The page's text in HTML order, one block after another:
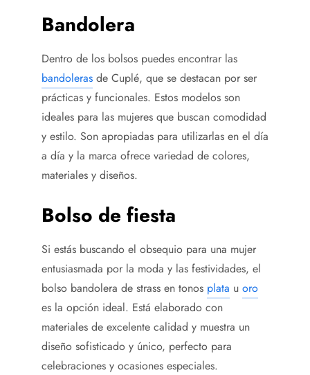
Bandolera
Dentro de los bolsos puedes encontrar las
bandoleras de Cuplé, que se destacan por ser
prácticas y funcionales. Estos modelos son
ideales para las mujeres que buscan comodidad
y estilo. Son apropiadas para utilizarlas en el día
a día y la marca ofrece variedad de colores,
materiales y diseños.
Bolso de fiesta
Si estás buscando el obsequio para una mujer
entusiasmada por la moda y las festividades, el
bolso bandolera de strass en tonos plata u oro
es la opción ideal. Está elaborado con
materiales de excelente calidad y muestra un
diseño sofisticado y único, perfecto para
celebraciones y ocasiones especiales.